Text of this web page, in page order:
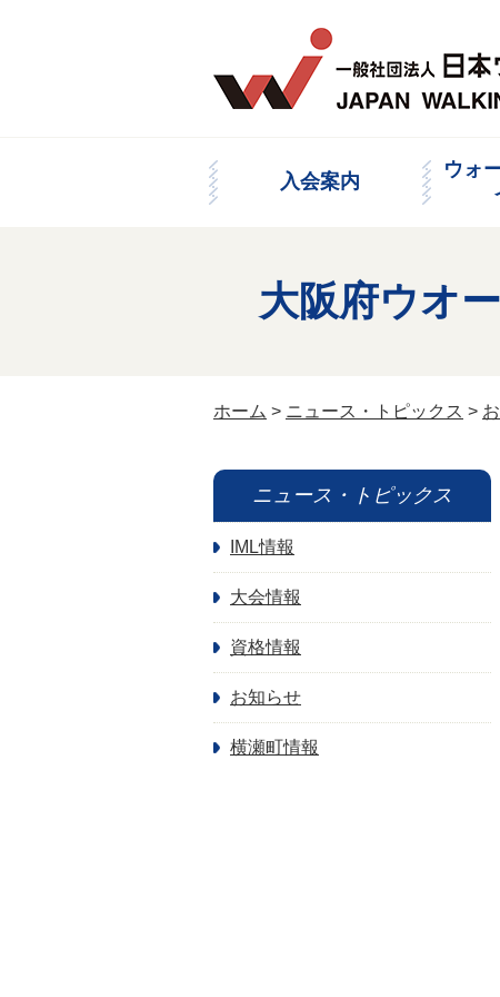
入会案内
ウォ
大阪府ウオ
ホーム > ニュース・トピックス >
ニュース・トピックス
IML情報
大会情報
資格情報
お知らせ
横瀬町情報